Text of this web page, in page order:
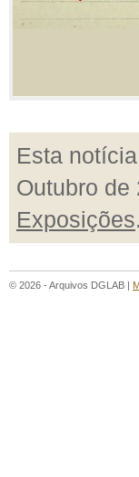
Esta
Outubro de
Exposições.
© 2026 - Arquivos DGLAB |